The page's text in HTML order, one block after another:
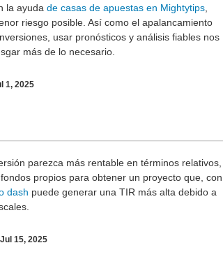
la ayuda de casas de apuestas en Mightytips,
riesgo posible. Así como el apalancamiento
usar pronósticos y análisis fiables nos
más de lo necesario.
1, 2025
parezca más rentable en términos relativos,
propios para obtener un proyecto que, con
dash puede generar una TIR más alta debido a
Jul 15, 2025